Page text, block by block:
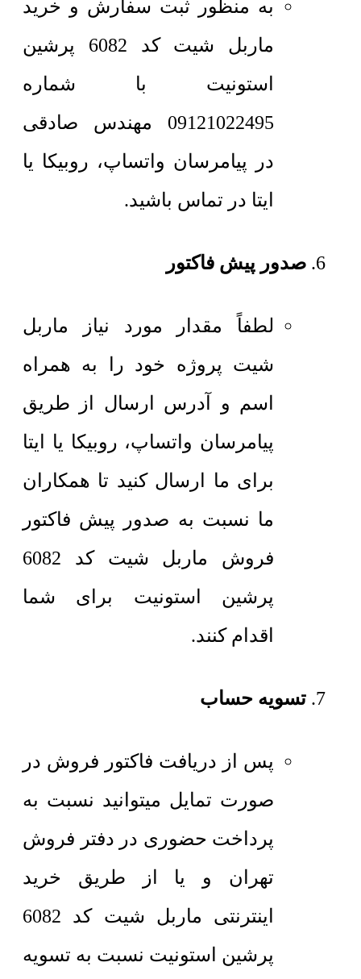
به منظور ثبت سفارش و خرید
ماربل شیت کد 6082 پرشین
استونیت با شماره
09121022495 مهندس صادقی
در پیامرسان واتساپ، روبیکا یا
ایتا در تماس باشید.
صدور پیش فاکتور
لطفاً مقدار مورد نیاز ماربل
شیت پروژه خود را به همراه
اسم و آدرس ارسال از طریق
پیامرسان واتساپ، روبیکا یا ایتا
برای ما ارسال کنید تا همکاران
ما نسبت به صدور پیش فاکتور
فروش ماربل شیت کد 6082
پرشین استونیت برای شما
اقدام کنند.
تسویه حساب
پس از دریافت فاکتور فروش در
صورت تمایل میتوانید نسبت به
پرداخت حضوری در دفتر فروش
تهران و یا از طریق خرید
اینترنتی ماربل شیت کد 6082
پرشین استونیت نسبت به تسویه